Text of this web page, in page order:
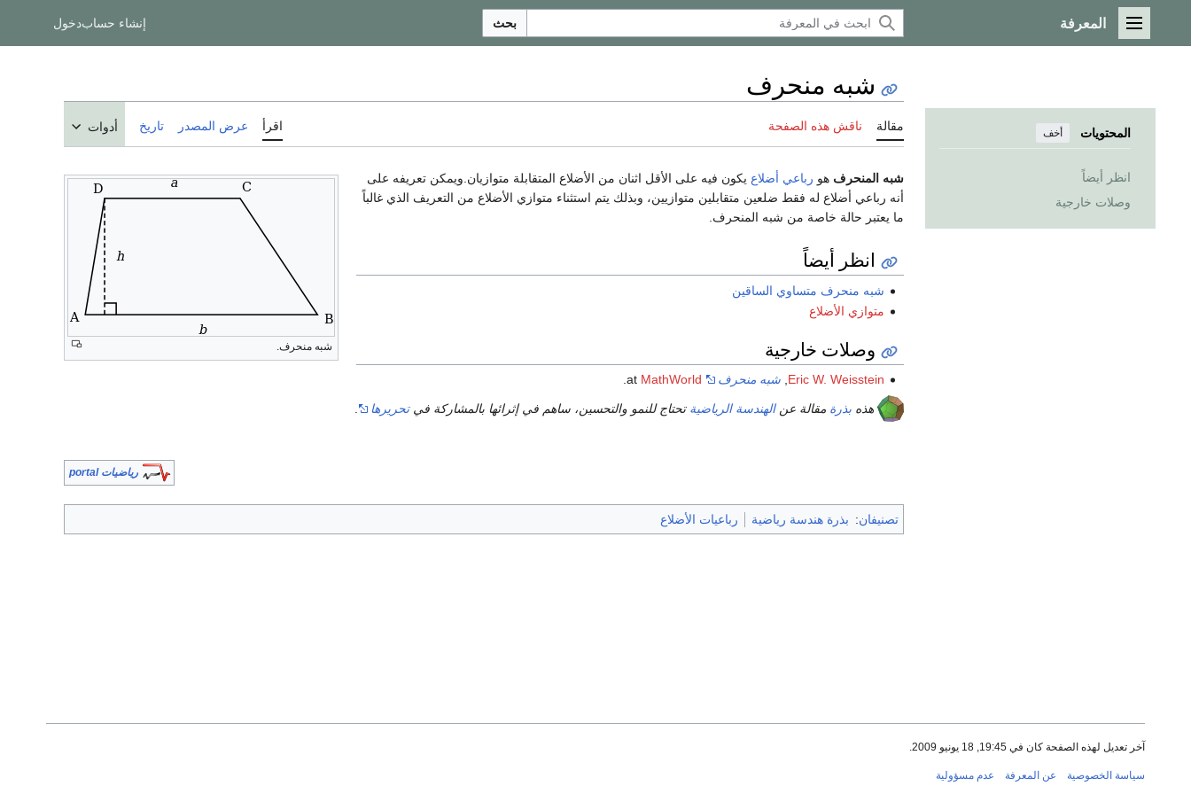
القائمة الرئيسية
المعرفة بحث إنشاء حسابدخول
المحتويات أخف
انظر أيضاً
وصلات خارجية
شبه منحرف
مقالة ناقش هذه الصفحة اقرأ عرض المصدر تاريخ أدوات
شبه منحرف.
شبه المنحرف هو رباعي أضلاع يكون فيه على الأقل اثنان من الأضلاع المتقابلة متوازيان.ويمكن تعريفه على
أنه رباعي أضلاع له فقط ضلعين متقابلين متوازيين، وبذلك يتم استثناء متوازي الأضلاع من التعريف الذي غالباً
ما يعتبر حالة خاصة من شبه المنحرف.
انظر أيضاً
شبه منحرف متساوي الساقين
متوازي الأضلاع
وصلات خارجية
Eric W. Weisstein
,شبه منحرف MathWorld
.
هذه بذرة مقالة عنالهندسة الرياضية تحتاج للنمو والتحسين، ساهم في إثرائها بالمشاركة فيتحريرها .
رياضيات portal
تصنيفان: بذرة هندسة رياضية رباعيات الأضلاع
آخر تعديل لهذه الصفحة كان في 19:45, 18 يونيو 2009.
سياسة الخصوصية عن المعرفة عدم مسؤولية